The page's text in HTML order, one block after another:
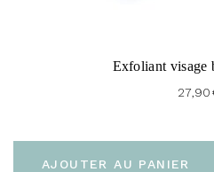
Exfoliant visage
27,90
AJOUTER AU PANIER